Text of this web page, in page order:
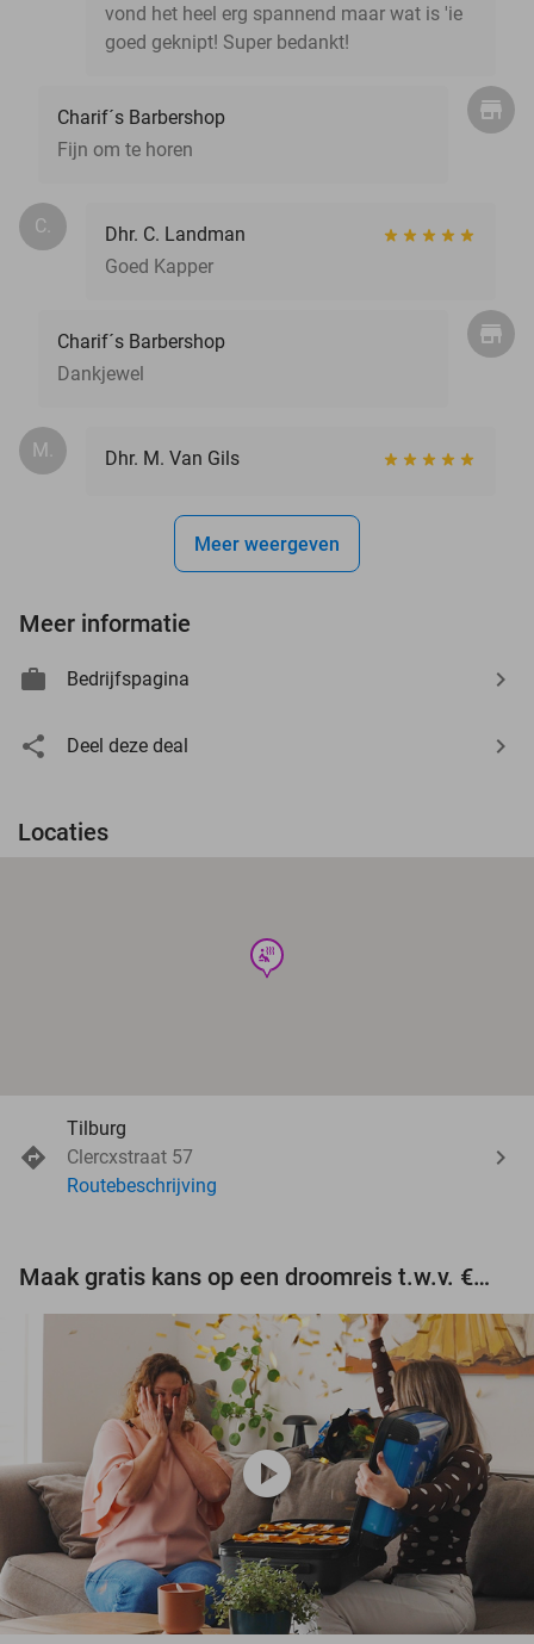
vond het heel erg spannend maar wat is 'ie
goed geknipt! Super bedankt!
Charif´s Barbershop
Fijn om te horen
C.
Dhr. C. Landman
Goed Kapper
Charif´s Barbershop
Dankjewel
M. Dhr. M. Van Gils
Meer weergeven
Meer informatie
Bedrijfspagina
Deel deze deal
Locaties
wellness
Tilburg
Clercxstraat 57
Routebeschrijving
Maak gratis kans op een droomreis t.w.v. €3.000!
play_circle